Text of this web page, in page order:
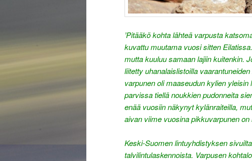
’Pitääkö kohta lähteä varpusta
kuvattu muutama vuosi sitten
mutta kuuluu samaan lajiin kuitenkin.
liitetty uhanalaislistoilla
varpunen oli maaseudun kylien
parvissa tiellä noukkien pudonneita
enää vuosiin näkynyt kylänraiteilla,
aivan viime vuosina pikkuvarpunen
Keski-Suomen lintuyhdistyksen
talvilintulaskennoista. Varpusen